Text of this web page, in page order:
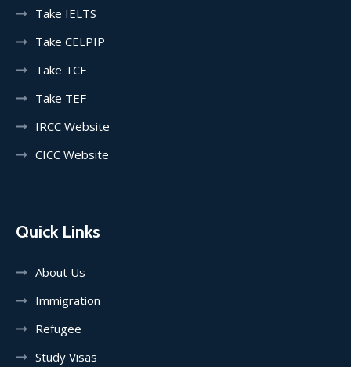
Take IELTS
Take CELPIP
Take TCF
Take TEF
IRCC Website
CICC Website
Quick Links
About Us
Immigration
Refugee
Study Visas